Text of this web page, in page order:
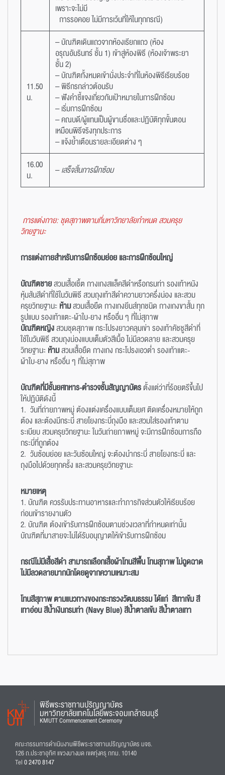
เพราะจะไม่มี
การรอคอย ไม่มีการเว้นที่ให้ในทุกกรณี)
11.50
น.
– บัณฑิตเดินแถวจากห้องเรียกแถว (ห้อง
อรุณอัมรินทร์ ชั้น 1) เข้าสู่ห้องพิธี (ห้องเจ้าพระยา
ชั้น 2)
– บัณฑิตทั้งหมดเข้านั่งประจำที่ในห้องพิธีเรียบร้อย
– พิธีกรกล่าวต้อนรับ
– ฟังคำชี้แจงเกี่ยวกับเป้าหมายในการฝึกซ้อม
– เริ่มการฝึกซ้อม
– คณบดี/ผู้แทนเป็นผู้ขานชื่อและปฏิบัติทุกขั้นตอน
เหมือนพิธีจริงทุกประการ
– แจ้งย้ำเตือนรายละเอียดต่าง ๆ
16.00
น.
–เสร็จสิ้นการฝึกซ้อม
การแต่งกาย: ชุดสุภาพตามที่มหาวิทยาลัยกำหนด สวมครุย
วิทยฐานะ
การแต่งกายสำหรับการฝึกซ้อมย่อย และการฝึกซ้อมใหญ่
บัณฑิตชายสวมเสื้อเชิ้ต กางเกงสแล็คสีดำหรือกรมท่า รองเท้าหนัง
หุ้มส้นสีดำที่ใช้ในวันพิธี สวมถุงเท้าสีดำความยาวครึ่งน่อง และสวม
ครุยวิทยฐานะห้ามสวมเสื้อยืด กางเกงยีนส์ทุกชนิด กางเกงขาสั้น ทุก
รูปแบบ รองเท้าแตะ-ผ้าใบ-ยาง หรืออื่น ๆ ที่ไม่สุภาพ
บัณฑิตหญิงสวมชุดสุภาพ กระโปรงยาวคลุมเข่า รองเท้าคัชชูสีดำที่
ใช้ในวันพิธี สวมถุงน่องแบบเต็มตัวสีเนื้อ ไม่มีลวดลาย และสวมครุย
วิทยฐานะห้ามสวมเสื้อยืด กางเกง กระโปรงเอวต่ำ รองเท้าแตะ-
ผ้าใบ-ยาง หรืออื่น ๆ ที่ไม่สุภาพ
บัณฑิตที่มีชั้นยศทหาร-ตำรวจชั้นสัญญาบัตรตั้งแต่ว่าที่ร้อยตรีขึ้นไป
ให้ปฏิบัติดังนี้
1. วันที่ถ่ายภาพหมู่ ต้องแต่งเครื่องแบบเต็มยศ ติดเครื่องหมายให้ถูก
ต้อง และต้องมีกระบี่ สายโยงกระบี่ถุงมือ และสวมใส่รองเท้าตาม
ระเบียบ สวมครุยวิทยฐานะ ในวันถ่ายภาพหมู่ จะมีการฝึกซ้อมการถือ
กระบี่ที่ถูกต้อง
2. วันซ้อมย่อย และวันซ้อมใหญ่ จะต้องนำกระบี่ สายโยงกระบี่ และ
ถุงมือไปด้วยทุกครั้ง และสวมครุยวิทยฐานะ
หมายเหตุ
1. บัณฑิต ควรรับประทานอาหารและทำภารกิจส่วนตัวให้เรียบร้อย
ก่อนเข้ารายงานตัว
2. บัณฑิต ต้องเข้ารับการฝึกซ้อมตามช่วงเวลาที่กำหนดเท่านั้น
บัณฑิตที่มาสายจะไม่ได้รับอนุญาตให้เข้ารับการฝึกซ้อม
กรณีไม่มีเสื้อสีดำ สามารถเลือกเสื้อผ้าโทนสีพื้น โทนสุภาพ ไม่ฉูดฉาด
ไม่มีลวดลายมากนักโดยดูจากความเหมาะสม
โทนสีสุภาพ ตามแนวทางของกระทรวงวัฒนธรรม ได้แก่ สีเทาเข้ม สี
เทาอ่อน สีน้ำเงินกรมท่า (Navy Blue) สีน้ำตาลเข้ม สีน้ำตาลเทา
พิธีพระราชทานปริญญาบัตร
มหาวิทยาลัยเทคโนโลยีพระจอมเกล้าธนบุรี
KMUTT Commencement Ceremony
คณะกรรมการดำเนินงานพิธีพระราชทานปริญญาบัตร มจธ.
126 ถ.ประชาอุทิศ แขวงบางมด เขตทุ่งครุ กทม. 10140
Tel0 2470 8147